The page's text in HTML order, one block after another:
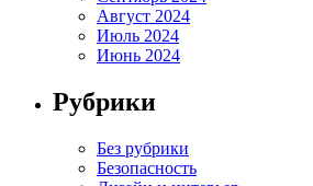
Август 2024
Июль 2024
Июнь 2024
Рубрики
Без рубрики
Безопасность